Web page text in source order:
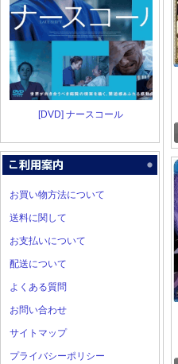
[DVD] ナースコール
お買い物方法について
送料に関して
お支払いについて
配送について
よくある質問
お問い合わせ
サイトマップ
プライバシーポリシー